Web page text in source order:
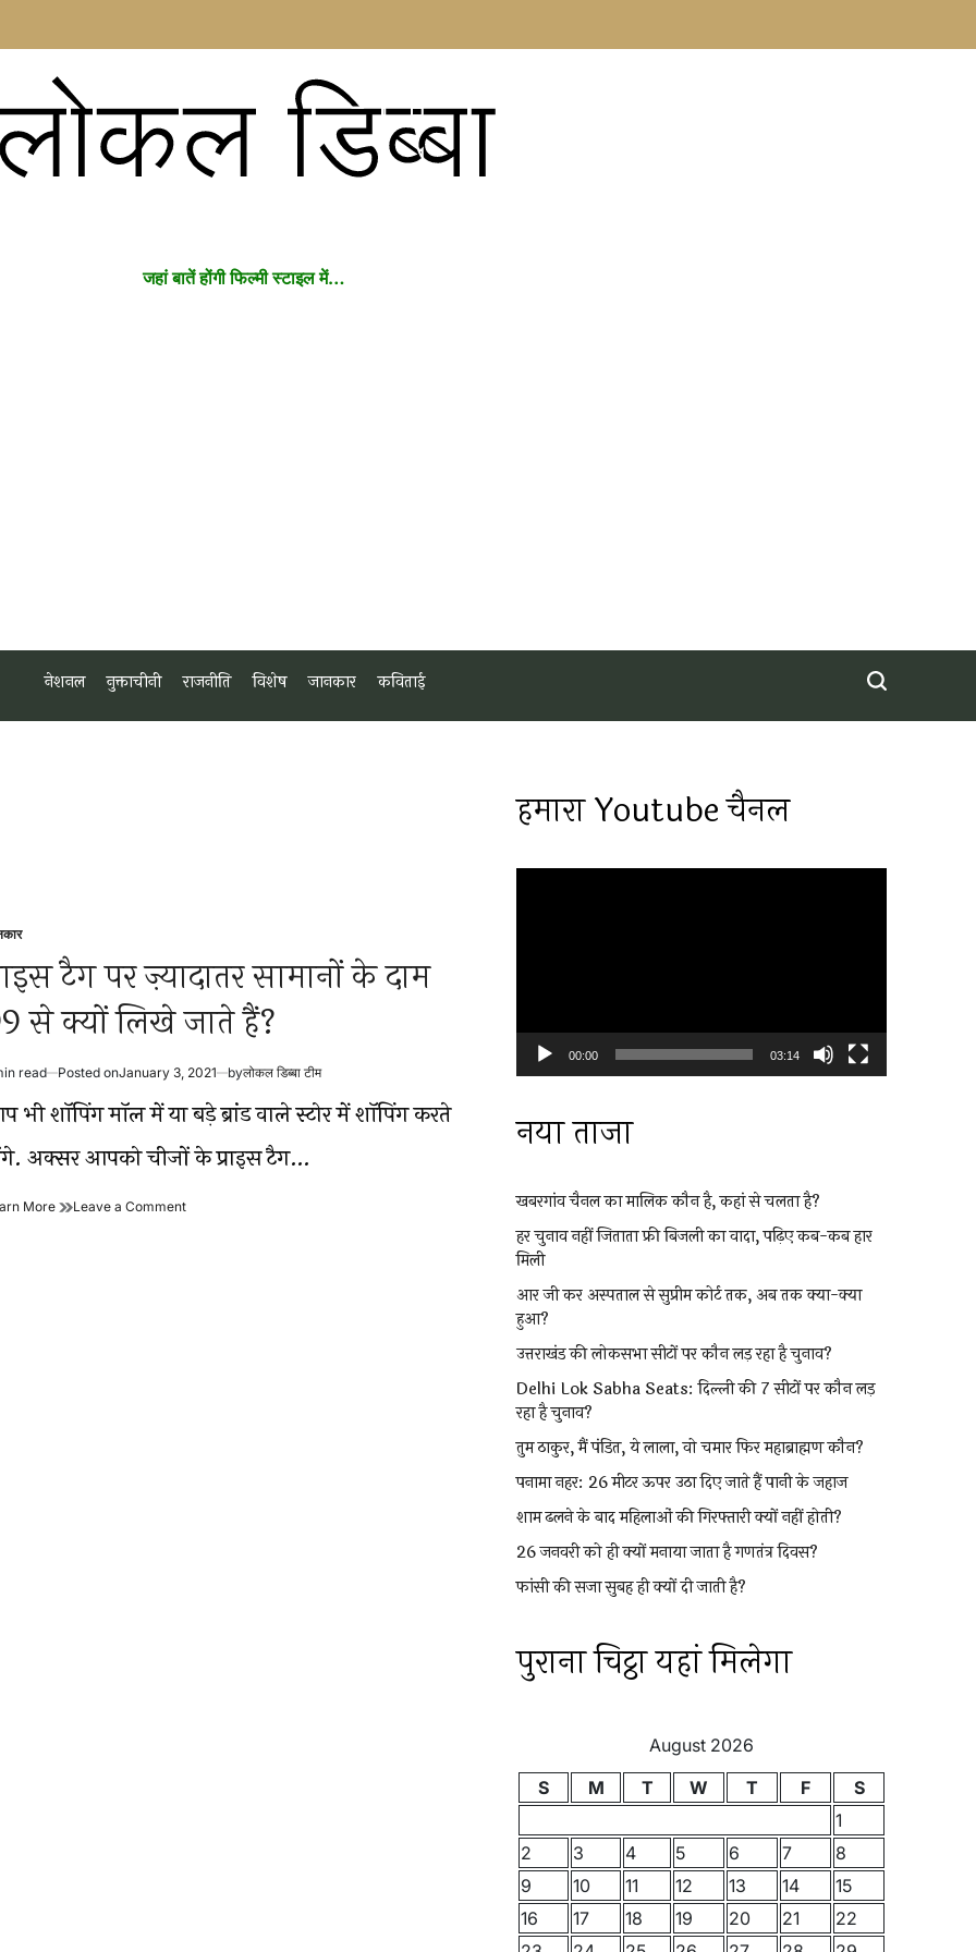
डिब्बा
जहां बातें होंगी फिल्मी स्टाइल में…
नेशनल नुक्ताचीनी राजनीति विशेष जानकार कविताई
टैग पर ज़्यादातर सामानों के दाम
से क्यों लिखे जाते हैं?
read Posted onJanuary 3, 2021 byलोकल डिब्बा टीम
भी शॉपिंग मॉल में या बड़े ब्रांड वाले स्टोर में शॉपिंग करते
अक्सर आपको चीजों के प्राइस टैग…
More प्राइसLeave a Commenton
हमारा Youtube चैनल
00:00 03:14
नया ताजा
खबरगांव चैनल का मालिक कौन है, कहां से चलता है?
हर चुनाव नहीं जिताता फ्री बिजली का वादा, पढ़िए कब-कब हार
मिली
आर जी कर अस्पताल से सुप्रीम कोर्ट तक, अब तक क्या-क्या
हुआ?
उत्तराखंड की लोकसभा सीटों पर कौन लड़ रहा है चुनाव?
Delhi Lok Sabha Seats: दिल्ली की 7 सीटों पर कौन लड़
रहा है चुनाव?
तुम ठाकुर, मैं पंडित, ये लाला, वो चमार फिर महाब्राह्मण कौन?
पनामा नहर: 26 मीटर ऊपर उठा दिए जाते हैं पानी के जहाज
शाम ढलने के बाद महिलाओं की गिरफ्तारी क्यों नहीं होती?
26 जनवरी को ही क्यों मनाया जाता है गणतंत्र दिवस?
फांसी की सजा सुबह ही क्यों दी जाती है?
पुराना चिट्ठा यहां मिलेगा
August 2026
S
M T W T F
S
1
2
3 4 5 6 7
8
9
10 11 12 13 14
15
16
17 18 19 20 21
22